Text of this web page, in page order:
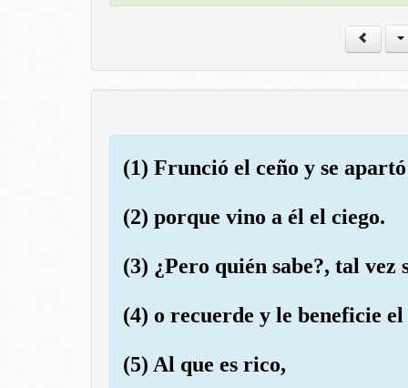
(1) Frunció el ceño y se apartó
(2) porque vino a él el ciego.
(3) ¿Pero quién sabe?, tal vez
(4) o recuerde y le beneficie
(5) Al que es rico,